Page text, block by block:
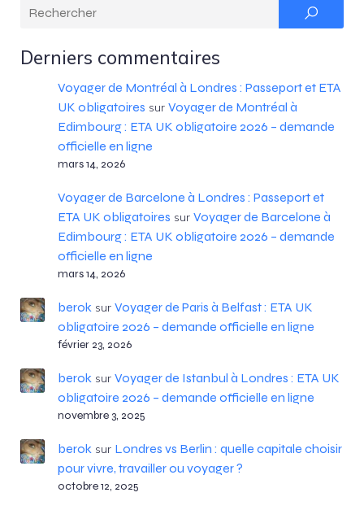
Derniers commentaires
Voyager de Montréal à Londres : Passeport et ETA
UK obligatoires sur Voyager de Montréal à
Edimbourg : ETA UK obligatoire 2026 – demande
officielle en ligne
mars 14, 2026
Voyager de Barcelone à Londres : Passeport et
ETA UK obligatoires sur Voyager de Barcelone à
Edimbourg : ETA UK obligatoire 2026 – demande
officielle en ligne
mars 14, 2026
beroksur Voyager de Paris à Belfast : ETA UK
obligatoire 2026 – demande officielle en ligne
février 23, 2026
beroksur Voyager de Istanbul à Londres : ETA UK
obligatoire 2026 – demande officielle en ligne
novembre 3, 2025
beroksur Londres vs Berlin : quelle capitale choisir
pour vivre, travailler ou voyager ?
octobre 12, 2025